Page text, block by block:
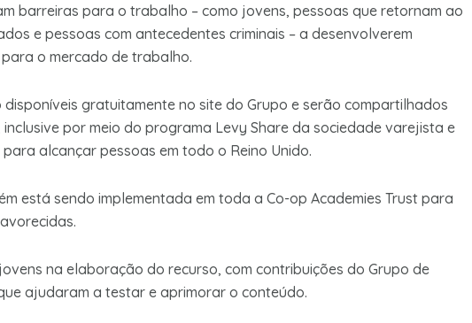
barreiras para o trabalho – como jovens, pessoas que retornam ao
e pessoas com antecedentes criminais – a desenvolverem
o mercado de trabalho.
gratuitamente no site do Grupo e serão compartilhados
por meio do programa Levy Share da sociedade varejista e
alcançar pessoas em todo o Reino Unido.
está sendo implementada em toda a Co-op Academies Trust para
na elaboração do recurso, com contribuições do Grupo de
ajudaram a testar e aprimorar o conteúdo.